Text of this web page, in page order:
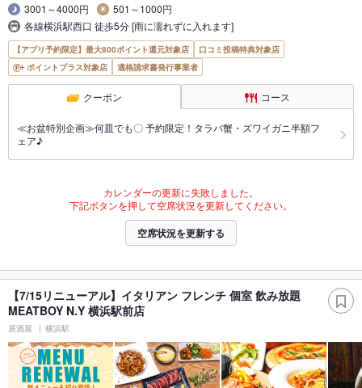
3001～4000円
501～1000円
各線横浜駅西口 徒歩5分 [雨に濡れずに入れます]
【アプリ予約限定】最大800ポイント還元対象店
口コミ投稿特典対象店
ポイントプラス対象店
適格請求書発行事業者
クーポン コース
≪お盆特別企画≫何皿でも〇 予約限定！タラバ蟹・ズワイガニ半額フ
ェア♪
カレンダーの更新に失敗しました。
下記ボタンを押して空席状況を更新してください。
空席状況を更新する
【7/15リニューアル】イタリアン フレンチ 個室 飲み放題
MEATBOY N.Y 横浜駅前店
居酒屋 横浜駅